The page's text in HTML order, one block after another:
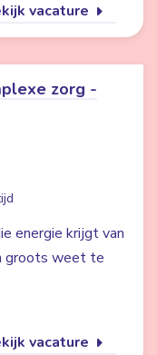
vacature
zorg -
energie krijgt van
groots weet te
vacature